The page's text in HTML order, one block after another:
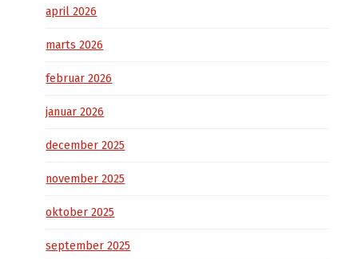
april 2026
marts 2026
februar 2026
januar 2026
december 2025
november 2025
oktober 2025
september 2025